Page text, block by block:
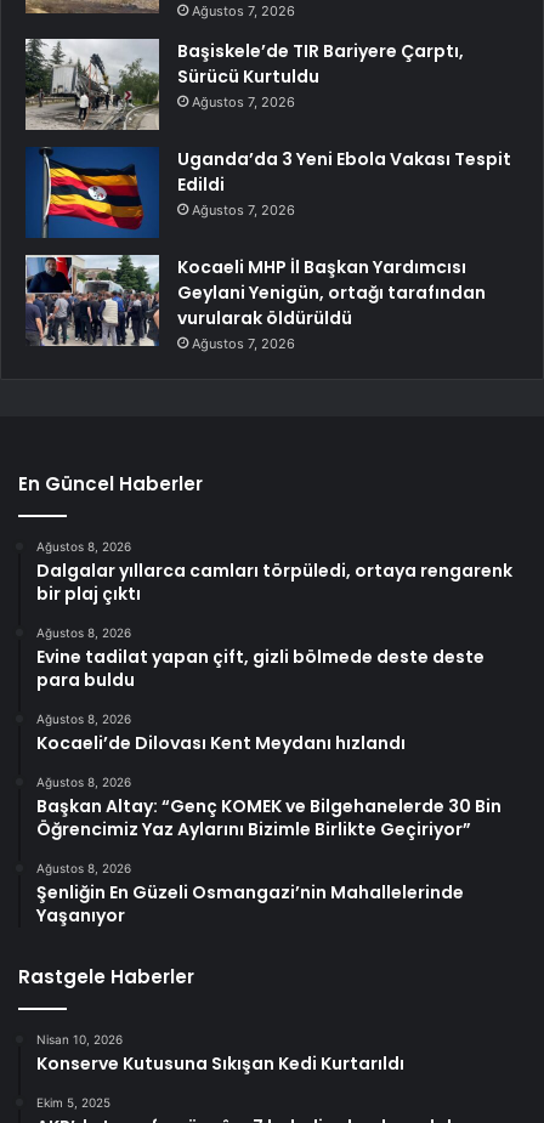
Ağustos 7, 2026
Başiskele’de TIR Bariyere Çarptı,
Sürücü Kurtuldu
Ağustos 7, 2026
Uganda’da 3 Yeni Ebola Vakası Tespit
Edildi
Ağustos 7, 2026
Kocaeli MHP İl Başkan Yardımcısı
Geylani Yenigün, ortağı tarafından
vurularak öldürüldü
Ağustos 7, 2026
En Güncel Haberler
Ağustos 8, 2026
Dalgalar yıllarca camları törpüledi, ortaya rengarenk
bir plaj çıktı
Ağustos 8, 2026
Evine tadilat yapan çift, gizli bölmede deste deste
para buldu
Ağustos 8, 2026
Kocaeli’de Dilovası Kent Meydanı hızlandı
Ağustos 8, 2026
Başkan Altay: “Genç KOMEK ve Bilgehanelerde 30 Bin
Öğrencimiz Yaz Aylarını Bizimle Birlikte Geçiriyor”
Ağustos 8, 2026
Şenliğin En Güzeli Osmangazi’nin Mahallelerinde
Yaşanıyor
Rastgele Haberler
Nisan 10, 2026
Konserve Kutusuna Sıkışan Kedi Kurtarıldı
Ekim 5, 2025